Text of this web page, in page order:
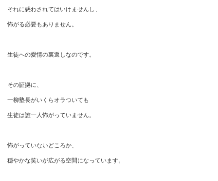
それに惑わされてはいけませんし、
怖がる必要もありません。
生徒への愛情の裏返しなのです。
その証拠に、
一柳塾長がいくらオラついても
生徒は誰一人怖がっていません。
怖がっていないどころか、
穏やかな笑いが広がる空間になっています。